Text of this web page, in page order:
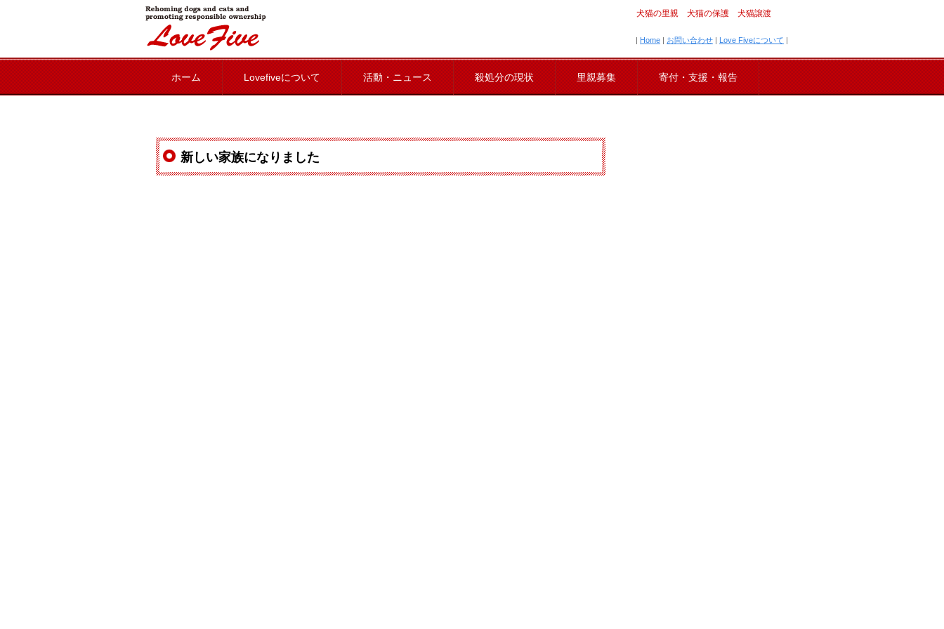
lovefive
犬猫の里親 犬猫の保護 犬猫譲渡
| Home | お問い合わせ | Love Fiveについて |
ホーム Lovefiveについて 活動・ニュース 殺処分の現状 里親募集 寄付・支援・報告
新しい家族になりました